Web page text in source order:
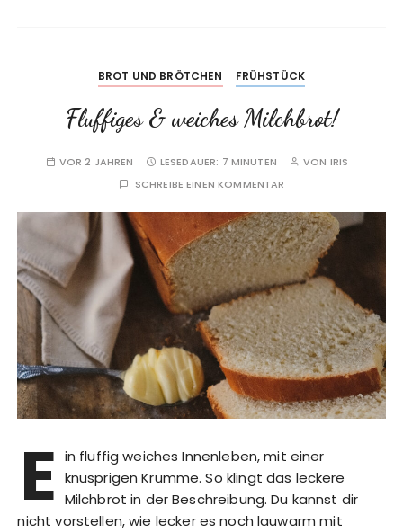
BROT UND BRÖTCHEN FRÜHSTÜCK
Fluffiges & weiches Milchbrot!
VOR 2 JAHREN LESEDAUER: 7 MINUTEN VON IRIS
SCHREIBE EINEN KOMMENTAR
E in fluffig weiches Innenleben, mit einer
knusprigen Krumme. So klingt das leckere
Milchbrot in der Beschreibung. Du kannst dir
nicht vorstellen, wie lecker es noch lauwarm mit